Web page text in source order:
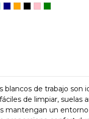
blancos de trabajo son
de limpiar, suelas
mantengan un